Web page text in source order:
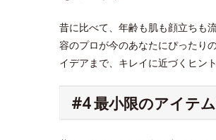
昔に比べて、年齢も肌も顔立ちも
容のプロが今のあなたにぴったり
イデアまで、キレイに近づくヒン
#4 最小限のアイテ